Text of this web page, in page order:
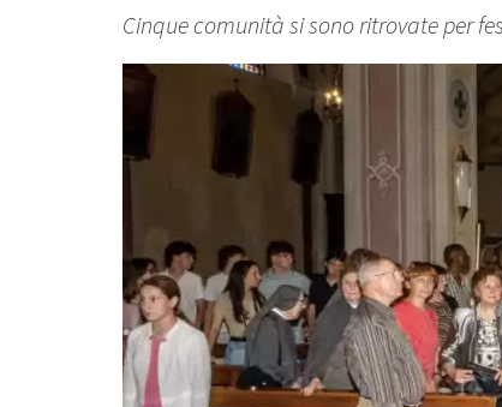
Cinque comunità si sono ritrovate per